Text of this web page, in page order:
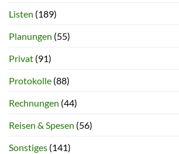
Listen (189)
Planungen (55)
Privat (91)
Protokolle (88)
Rechnungen (44)
Reisen & Spesen (56)
Sonstiges (141)